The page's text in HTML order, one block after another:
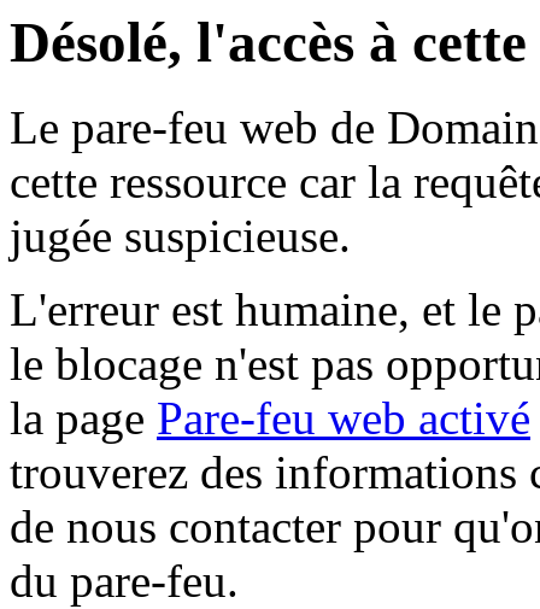
Désolé, l'accès à
Le pare-feu web de
cette ressource car la
jugée suspicieuse.
L'erreur est humaine, et le
le blocage n'est pas
la page Pare-feu web activé
trouverez des informations
de nous contacter pour
du pare-feu.